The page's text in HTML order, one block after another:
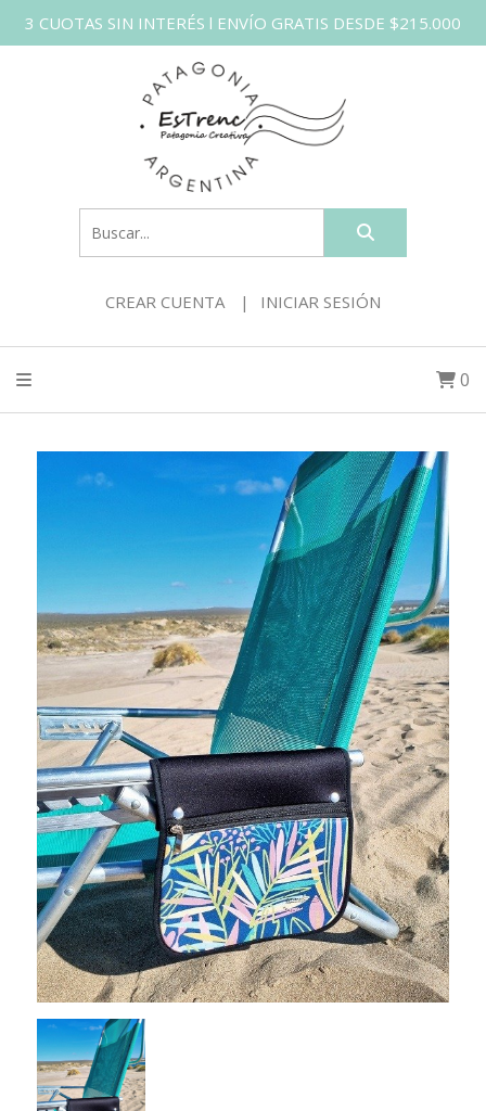
3 CUOTAS SIN INTERÉS l ENVÍO GRATIS DESDE $215.000
CREAR CUENTA INICIAR SESIÓN
0